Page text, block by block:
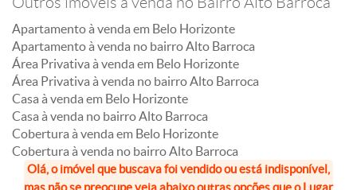
Apartamento à venda em Belo Horizonte
Apartamento à venda no bairro Alto Barroca
Área Privativa à venda em Belo Horizonte
Área Privativa à venda no bairro Alto Barroca
Casa à venda em Belo Horizonte
Casa à venda no bairro Alto Barroca
Cobertura à venda em Belo Horizonte
Cobertura à venda no bairro Alto Barroca
Olá, o imóvel que buscava foi vendido ou está indisponível,
mas não se preocupe veja abaixo outras opções que o Lugar